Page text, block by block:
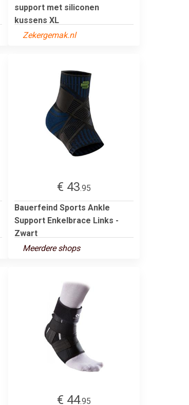
support met siliconen
kussens XL
Zekergemak.nl
€ 43.95
Bauerfeind Sports Ankle
Support Enkelbrace Links -
Zwart
Meerdere shops
€ 44.95